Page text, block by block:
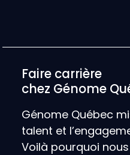
Faire carrière
chez Génome
Génome Québec
talent et
Voilà pourquoi